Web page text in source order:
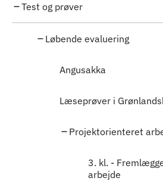
Test og prøver
Løbende evaluering
Angusakka
Læseprøver i
Projektorienteret
3. kl. -
arbejde